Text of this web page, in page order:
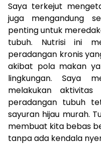
Saya terkejut
juga mengandung
penting untuk
tubuh. Nutrisi ini
peradangan kronis
akibat pola makan
lingkungan. Saya
melakukan
peradangan tubuh
sayuran hijau murah.
membuat kita bebas
tanpa ada kendala